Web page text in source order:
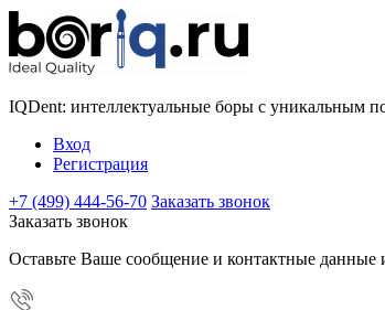
IQDent: интеллектуальные боры с уникальным
Вход
Регистрация
+7 (499) 444-56-70 Заказать звонок
Заказать звонок
Оставьте Ваше сообщение и контактные